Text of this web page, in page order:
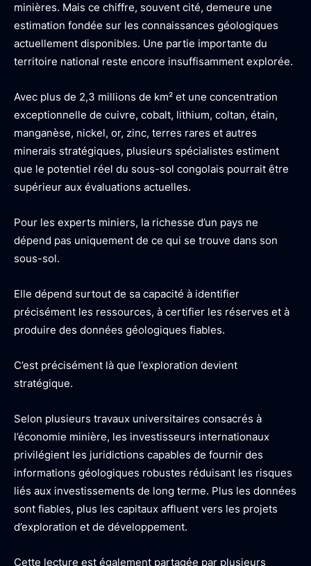
minières. Mais ce chiffre, souvent cité, demeure une
estimation fondée sur les connaissances géologiques
actuellement disponibles. Une partie importante du
territoire national reste encore insuffisamment explorée.
Avec plus de 2,3 millions de km² et une concentration
exceptionnelle de cuivre, cobalt, lithium, coltan, étain,
manganèse, nickel, or, zinc, terres rares et autres
minerais stratégiques, plusieurs spécialistes estiment
que le potentiel réel du sous-sol congolais pourrait être
supérieur aux évaluations actuelles.
Pour les experts miniers, la richesse d’un pays ne
dépend pas uniquement de ce qui se trouve dans son
sous-sol.
Elle dépend surtout de sa capacité à identifier
précisément les ressources, à certifier les réserves et à
produire des données géologiques fiables.
C’est précisément là que l’exploration devient
stratégique.
Selon plusieurs travaux universitaires consacrés à
l’économie minière, les investisseurs internationaux
privilégient les juridictions capables de fournir des
informations géologiques robustes réduisant les risques
liés aux investissements de long terme. Plus les données
sont fiables, plus les capitaux affluent vers les projets
d’exploration et de développement.
Cette lecture est également partagée par plusieurs